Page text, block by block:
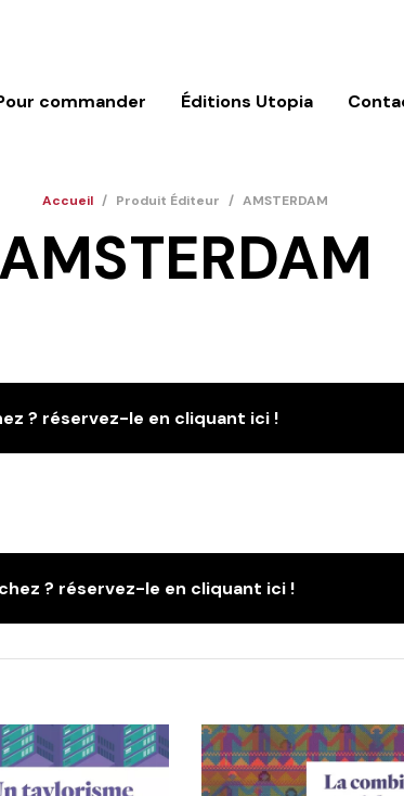
commander Éditions Utopia
Accueil / Produit Éditeur / AMSTERDAM
AMSTERDAM
? réservez-le en cliquant ici !
? réservez-le en cliquant ici !